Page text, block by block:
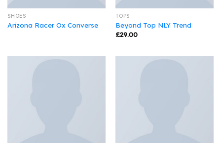
SHOES
Arizona Racer Ox Converse
TOPS
Beyond Top NLY Trend
£29.00